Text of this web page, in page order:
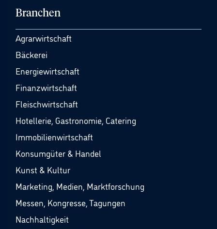
Branchen
Agrarwirtschaft
Bäckerei
Energiewirtschaft
Finanzwirtschaft
Fleischwirtschaft
Hotellerie, Gastronomie, Catering
Immobilienwirtschaft
Konsumgüter & Handel
Kunst & Kultur
Marketing, Medien, Marktforschung
Messen, Kongresse, Tagungen
Nachhaltigkeit